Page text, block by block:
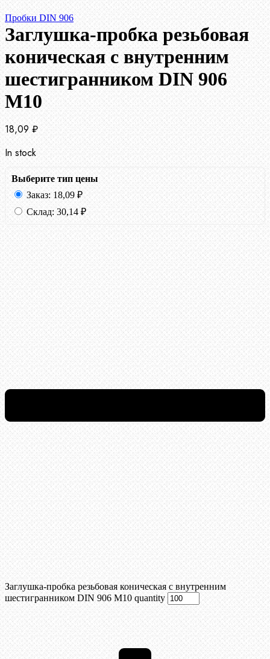
Пробки DIN 906
Заглушка-пробка резьбовая
коническая с внутренним
шестигранником DIN 906
М10
18,09 ₽
In stock
Выберите тип цены
Заказ: 18,09 ₽
Склад: 30,14 ₽
Заглушка-пробка резьбовая коническая с внутренним
шестигранником DIN 906 М10 quantity